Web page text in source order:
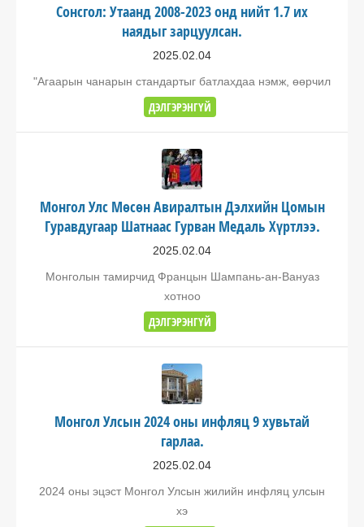
Сонсгол: Утаанд 2008-2023 онд нийт 1.7 их
наядыг зарцуулсан.
2025.02.04
"Агаарын чанарын стандартыг батлахдаа нэмж, өөрчил
ДЭЛГЭРЭНГҮЙ
Монгол Улс Мөсөн Авиралтын Дэлхийн Цомын
Гуравдугаар Шатнаас Гурван Медаль Хүртлээ.
2025.02.04
Монголын тамирчид Францын Шампань-ан-Вануаз
хотноо
ДЭЛГЭРЭНГҮЙ
Монгол Улсын 2024 оны инфляц 9 хувьтай
гарлаа.
2025.02.04
2024 оны эцэст Монгол Улсын жилийн инфляц улсын
хэ